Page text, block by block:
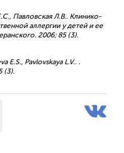
Павловская Л.В.. Клинико-
аллергии у детей и ее
2006; 85 (3).
E.S., Pavlovskaya L.V.. .
(3).